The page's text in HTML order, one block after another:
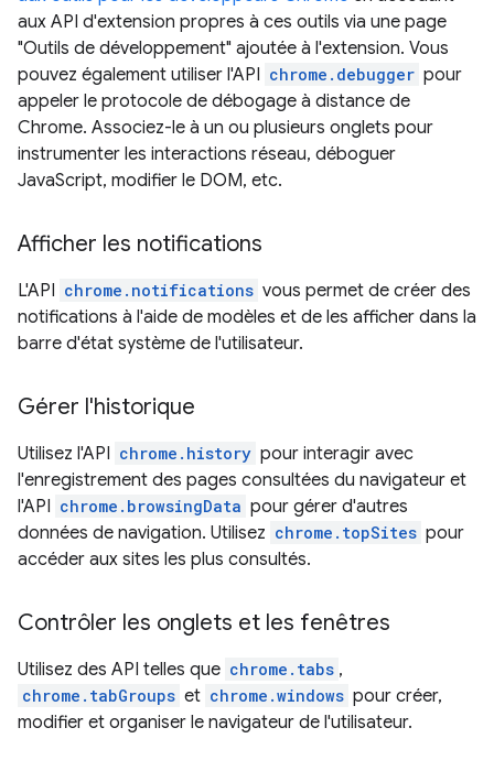
aux API d'extension propres à ces outils via une page
"Outils de développement" ajoutée à l'extension. Vous
pouvez également utiliser l'API chrome.debugger pour
appeler le protocole de débogage à distance de
Chrome. Associez-le à un ou plusieurs onglets pour
instrumenter les interactions réseau, déboguer
JavaScript, modifier le DOM, etc.
Afficher les notifications
L'API chrome.notifications vous permet de créer des
notifications à l'aide de modèles et de les afficher dans la
barre d'état système de l'utilisateur.
Gérer l'historique
Utilisez l'API chrome.history pour interagir avec
l'enregistrement des pages consultées du navigateur et
l'API chrome.browsingData pour gérer d'autres
données de navigation. Utilisez chrome.topSites pour
accéder aux sites les plus consultés.
Contrôler les onglets et les fenêtres
Utilisez des API telles que chrome.tabs ,
chrome.tabGroups et chrome.windows pour créer,
modifier et organiser le navigateur de l'utilisateur.